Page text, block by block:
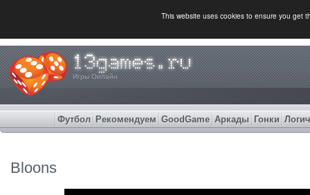
This website uses cookies to ensure you get
Игры Онлайн
Футбол Рекомендуем GoodGame Аркады Гонки
Bloons